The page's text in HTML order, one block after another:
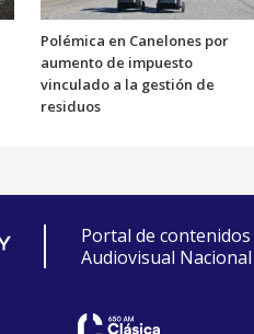
Polémica en Canelones por
aumento de impuesto
vinculado a la gestión de
residuos
Portal de
Audiovisual